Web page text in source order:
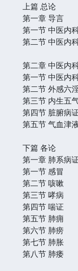
上篇 总论
第一章 导言
第一节 中医内
第二节 中医内
第二章 中医内
第一节 中医内
第二节 外感六
第三节 内生五
第四节 脏腑病
第五节 气血津
下篇 各论
第一章 肺系病
第一节 感冒
第二节 咳嗽
第三节 哮病
第四节 喘证
第五节 肺痈
第六节 肺痨
第七节 肺胀
第八节 肺痿